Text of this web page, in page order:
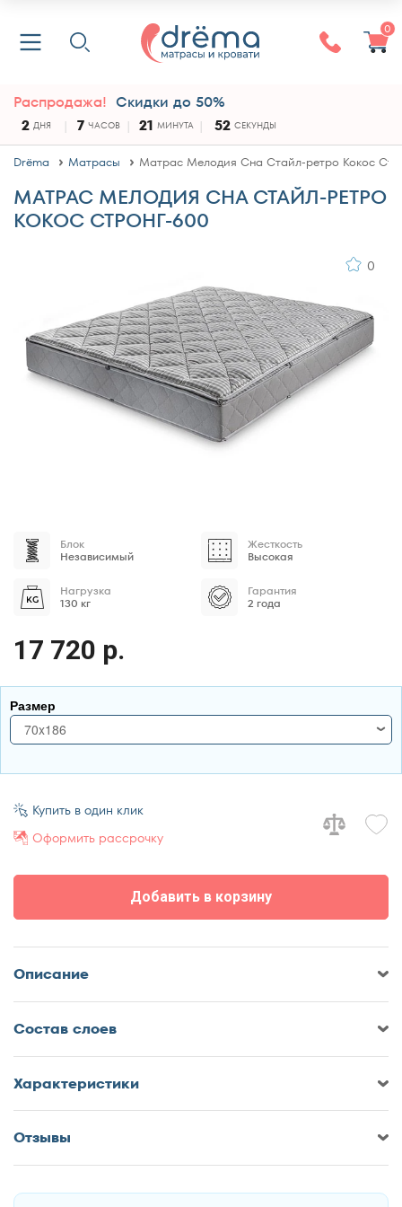
0
Распродажа! Скидки до 50%
2 ДНЯ 7 ЧАСОВ 21 МИНУТА 52 СЕКУНДЫ
Drёma Матрасы Матрас Мелодия Сна Стайл-ретро Кокос
МАТРАС МЕЛОДИЯ СНА СТАЙЛ-РЕТРО
КОКОС СТРОНГ-600
0
Блок
Независимый
Жесткость
Высокая
Нагрузка
130 кг
Гарантия
2 года
17 720 р.
Размер
70x186
70x186
70x190
70x195
80x186
80x200
90x186
90x190
90x195
90x200
110x200
120x190
Добавить в корзину
Купить в один клик
Оформить рассрочку
Описание
Cостав слоев
Характеристики
Отзывы
Оставить отзыв о Матрас Мелодия